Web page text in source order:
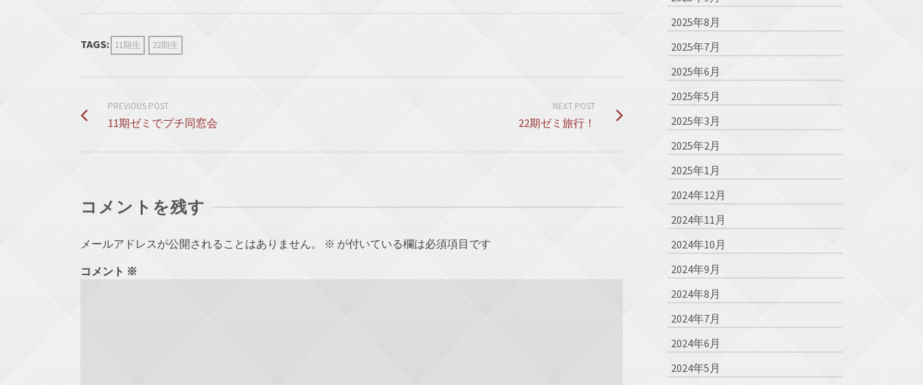
TAGS: 11期生 22期生
PREVIOUS POST
11期ゼミでプチ同窓会
NEXT POST
22期ゼミ旅行！
コメントを残す
メールアドレスが公開されることはありません。 ※ が付いている欄は必須項目です
コメント ※
2025年8月
2025年7月
2025年6月
2025年5月
2025年3月
2025年2月
2025年1月
2024年12月
2024年11月
2024年10月
2024年9月
2024年8月
2024年7月
2024年6月
2024年5月